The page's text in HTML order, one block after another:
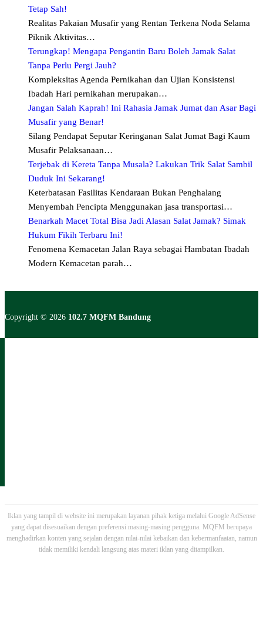
Tetap Sah!
Realitas Pakaian Musafir yang Rentan Terkena Noda Selama
Piknik Aktivitas…
Terungkap! Mengapa Pengantin Baru Boleh Jamak Salat
Tanpa Perlu Pergi Jauh?
Kompleksitas Agenda Pernikahan dan Ujian Konsistensi
Ibadah Hari pernikahan merupakan…
Jangan Salah Kaprah! Ini Rahasia Jamak Jumat dan Asar Bagi
Musafir yang Benar!
Silang Pendapat Seputar Keringanan Salat Jumat Bagi Kaum
Musafir Pelaksanaan…
Terjebak di Kereta Tanpa Musala? Lakukan Trik Salat Sambil
Duduk Ini Sekarang!
Keterbatasan Fasilitas Kendaraan Bukan Penghalang
Menyembah Pencipta Menggunakan jasa transportasi…
Benarkah Macet Total Bisa Jadi Alasan Salat Jamak? Simak
Hukum Fikih Terbaru Ini!
Fenomena Kemacetan Jalan Raya sebagai Hambatan Ibadah
Modern Kemacetan parah…
Copyright © 2026 102.7 MQFM Bandung
Iklan yang tampil di website ini merupakan layanan pihak ketiga melalui Google AdSense
yang dapat disesuaikan dengan preferensi masing-masing pengguna. MQFM berupaya
menghadirkan konten yang sejalan dengan nilai-nilai kebaikan dan kebermanfaatan, namun
tidak memiliki kendali langsung atas materi iklan yang ditampilkan.